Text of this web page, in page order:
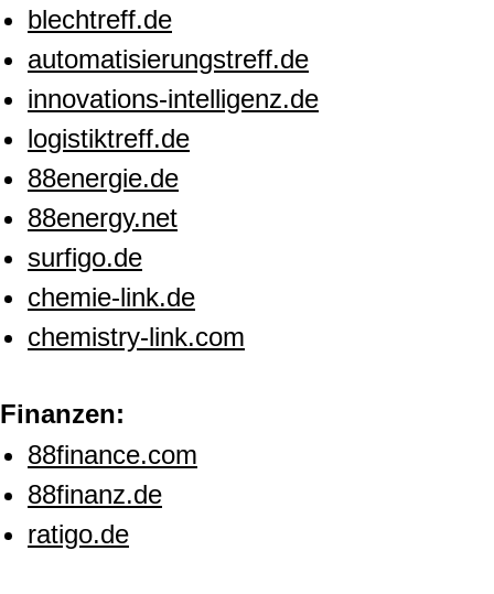
blechtreff.de
automatisierungstreff.de
innovations-intelligenz.de
logistiktreff.de
88energie.de
88energy.net
surfigo.de
chemie-link.de
chemistry-link.com
Finanzen:
88finance.com
88finanz.de
ratigo.de